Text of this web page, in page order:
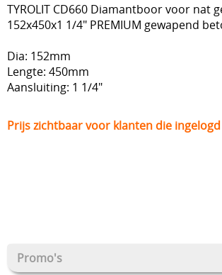
Elektriciteit
Trilnaalden
Blowers / Soufflantes /
Vonkarme gereedschappen (ATEX)
Promo's
TYROLIT CD660 Diamantboor voor nat
152x450x1 1/4″ PREMIUM gewapend
Dia: 152mm
Lengte: 450mm
Aansluiting: 1 1/4"
Prijs zichtbaar voor klanten die